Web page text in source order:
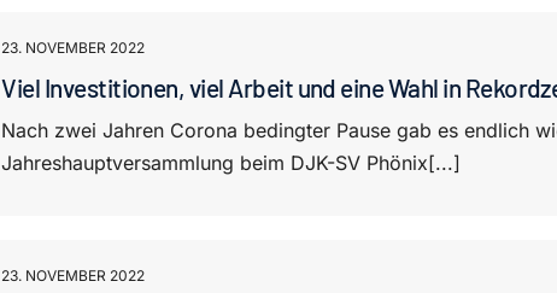
23. NOVEMBER 2022
Viel Investitionen, viel Arbeit und eine Wahl in
Nach zwei Jahren Corona bedingter Pause gab es endlich
Jahreshauptversammlung beim DJK-SV Phönix[...]
23. NOVEMBER 2022